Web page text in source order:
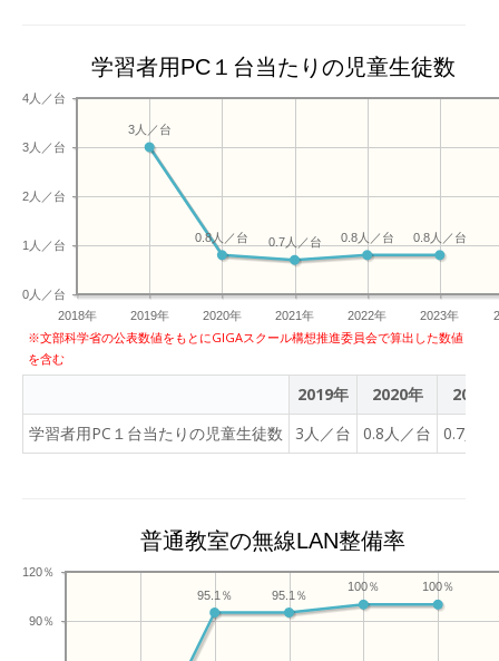
学習者用PC１台当たりの児童生徒数
2018年 2019年 2020年 2021年 2022年 2023年
0人／台
1人／台
2人／台
3人／台
4人／台
0.8人／台
0.8人／台
0.7人／台
0.8人／台
3人／台
※文部科学省の公表数値をもとにGIGAスクール構想推進委員会で算出した数値
を含む
2019年 2020年
2021
学習者用PC１台当たりの児童生徒数
3人／台 0.8人／台 0.7人
普通教室の無線LAN整備率
90％
120％
100％
100％
95.1％
95.1％